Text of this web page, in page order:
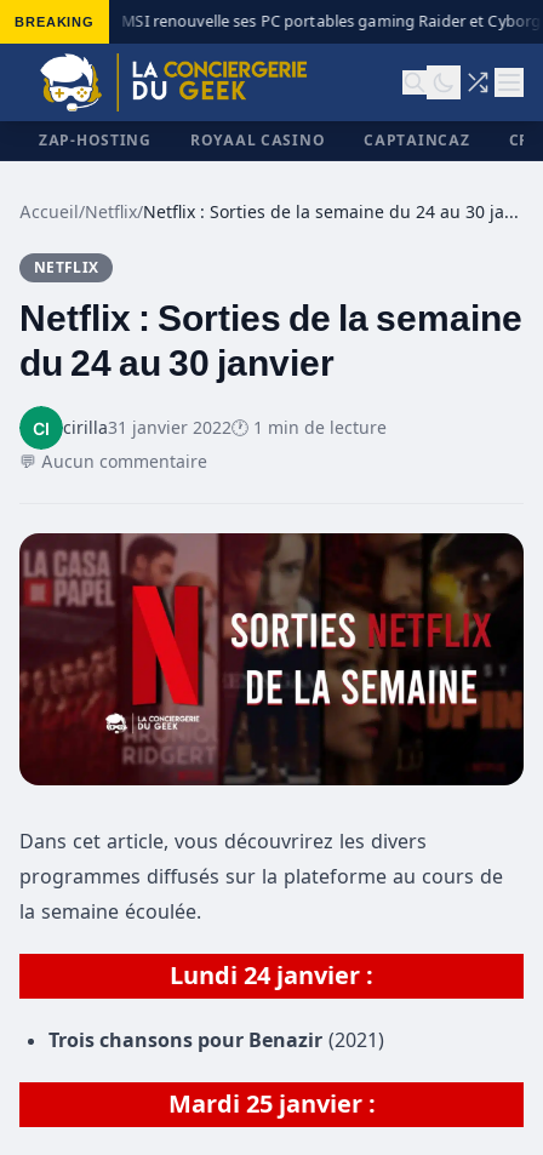
BREAKING MSI renouvelle ses PC portables gaming Raider et Cyborg
ZAP-HOSTING ROYAAL CASINO CAPTAINCAZ
Accueil/Netflix/ Netflix : Sorties de la semaine du 24 au 30 janvier
NETFLIX
Netflix : Sorties de la semaine
du 24 au 30 janvier
cirilla31 janvier 2022🕐 1 min de lecture
💬 Aucun commentaire
Dans cet article, vous découvrirez les divers
programmes diffusés sur la plateforme au cours de
la semaine écoulée.
Lundi 24 janvier :
Trois chansons pour Benazir (2021)
Mardi 25 janvier: